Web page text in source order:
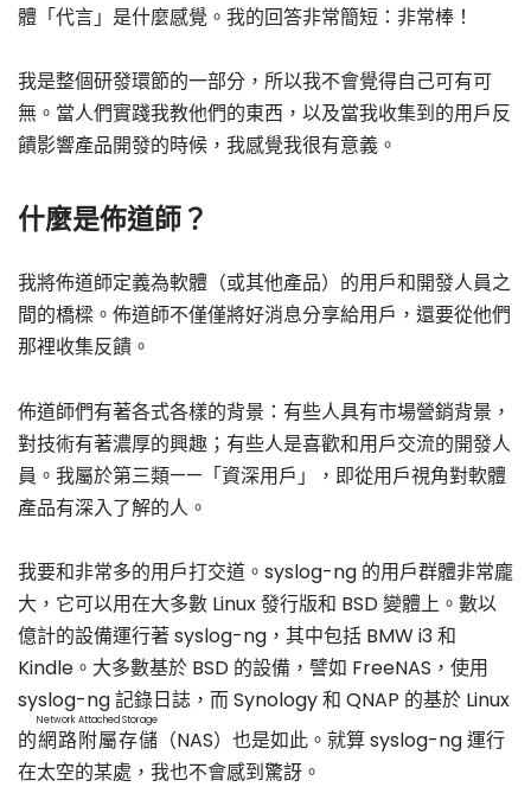
體「代言」是什麼感覺。我的回答非常簡短：非常棒！
我是整個研發環節的一部分，所以我不會覺得自己可有可
無。當人們實踐我教他們的東西，以及當我收集到的用戶反
饋影響產品開發的時候，我感覺我很有意義。
什麼是佈道師？
我將佈道師定義為軟體（或其他產品）的用戶和開發人員之
間的橋樑。佈道師不僅僅將好消息分享給用戶，還要從他們
那裡收集反饋。
佈道師們有著各式各樣的背景：有些人具有市場營銷背景，
對技術有著濃厚的興趣；有些人是喜歡和用戶交流的開發人
員。我屬於第三類——「資深用戶」，即從用戶視角對軟體
產品有深入了解的人。
我要和非常多的用戶打交道。syslog-ng 的用戶群體非常龐
大，它可以用在大多數 Linux 發行版和 BSD 變體上。數以
億計的設備運行著 syslog-ng，其中包括 BMW i3 和
Kindle。大多數基於 BSD 的設備，譬如 FreeNAS，使用
syslog-ng 記錄日誌，而 Synology 和 QNAP 的基於 Linux
的網路附屬存儲
Network Attached Storage
（NAS）也是如此。就算 syslog-ng 運行
在太空的某處，我也不會感到驚訝。